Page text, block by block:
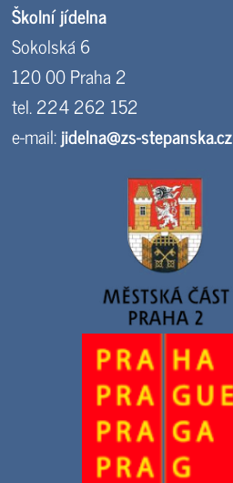
Školní jídelna
Sokolská 6
120 00 Praha 2
tel. 224 262 152
e-mail:jidelna@zs-stepanska.cz